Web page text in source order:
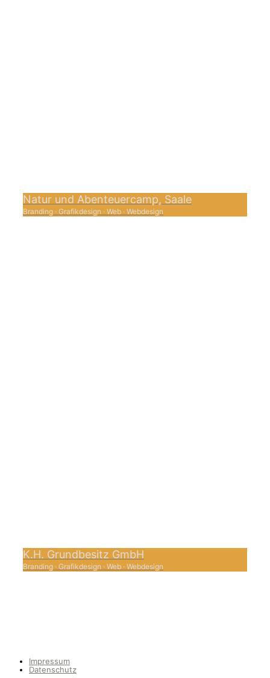
Natur und Abenteuercamp, Saale
Branding · Grafikdesign · Web · Webdesign
K.H. Grundbesitz GmbH
Branding · Grafikdesign · Web · Webdesign
Impressum
Datenschutz